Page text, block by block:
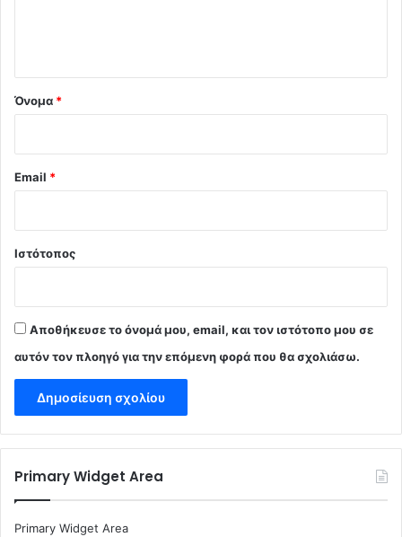
Όνομα *
Email *
Ιστότοπος
Αποθήκευσε το όνομά μου, email, και τον ιστότοπο μου σε
αυτόν τον πλοηγό για την επόμενη φορά που θα σχολιάσω.
Primary Widget Area
Primary Widget Area